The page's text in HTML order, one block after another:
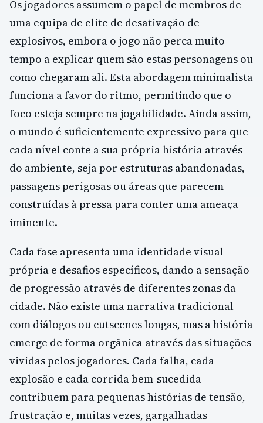
Os jogadores assumem o papel de membros de
uma equipa de elite de desativação de
explosivos, embora o jogo não perca muito
tempo a explicar quem são estas personagens ou
como chegaram ali. Esta abordagem minimalista
funciona a favor do ritmo, permitindo que o
foco esteja sempre na jogabilidade. Ainda assim,
o mundo é suficientemente expressivo para que
cada nível conte a sua própria história através
do ambiente, seja por estruturas abandonadas,
passagens perigosas ou áreas que parecem
construídas à pressa para conter uma ameaça
iminente.
Cada fase apresenta uma identidade visual
própria e desafios específicos, dando a sensação
de progressão através de diferentes zonas da
cidade. Não existe uma narrativa tradicional
com diálogos ou cutscenes longas, mas a história
emerge de forma orgânica através das situações
vividas pelos jogadores. Cada falha, cada
explosão e cada corrida bem-sucedida
contribuem para pequenas histórias de tensão,
frustração e, muitas vezes, gargalhadas